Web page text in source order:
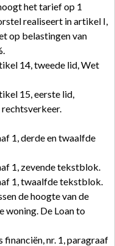
het tarief op 1
realiseert in artikel I,
op belastingen van
14, tweede lid, Wet
15, eerste lid,
1, derde en twaalfde
1, zevende tekstblok.
1, twaalfde tekstblok.
de hoogte van de
woning. De Loan to
financiën, nr. 1, paragraaf